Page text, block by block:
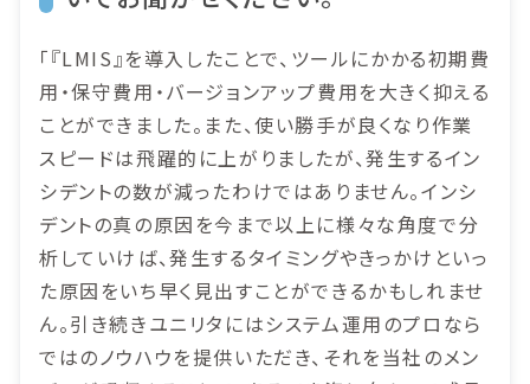
「『LMIS』を導入したことで、ツールにかかる初期費
用・保守費用・バージョンアップ費用を大きく抑える
ことができました。また、使い勝手が良くなり作業
スピードは飛躍的に上がりましたが、発生するイン
シデントの数が減ったわけではありません。インシ
デントの真の原因を今まで以上に様々な角度で分
析していけば、発生するタイミングやきっかけといっ
た原因をいち早く見出すことができるかもしれませ
ん。引き続きユニリタにはシステム運用のプロなら
ではのノウハウを提供いただき、それを当社のメン